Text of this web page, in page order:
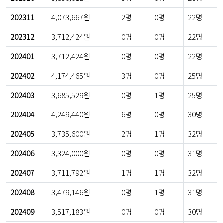
202311
4,073,667원 2명 0명
22명
202312
3,712,424원 0명 0명
22명
202401
3,712,424원 0명 0명
22명
202402
4,174,465원 3명 0명
25명
202403
3,685,529원 0명 1명
25명
202404
4,249,440원 6명 0명
30명
202405
3,735,600원 2명 1명
32명
202406
3,324,000원 0명 0명
31명
202407
3,711,792원 1명 1명
32명
202408
3,479,146원 0명 1명
31명
202409
3,517,183원 0명 0명 30명